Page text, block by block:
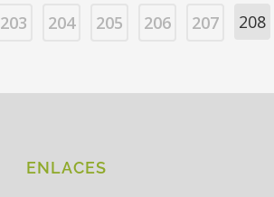
203 204 205 206 207 208
ENLACES